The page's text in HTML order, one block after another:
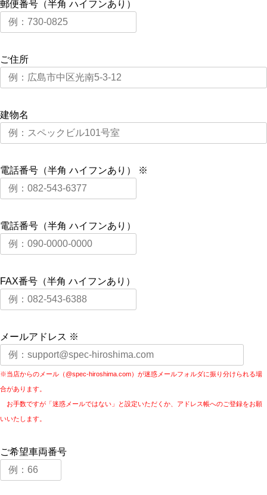
郵便番号（半角 ハイフンあり）
ご住所
建物名
電話番号（半角 ハイフンあり） ※
電話番号（半角 ハイフンあり）
FAX番号（半角 ハイフンあり）
メールアドレス ※
※当店からのメール（@spec-hiroshima.com）が迷惑メールフォルダに振り分けられる場
合があります。
お手数ですが「迷惑メールではない」と設定いただくか、アドレス帳へのご登録をお願
いいたします。
ご希望車両番号